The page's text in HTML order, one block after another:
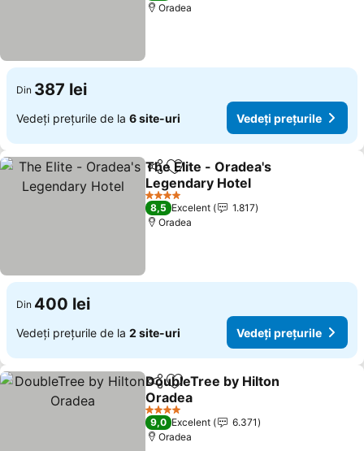
Oradea
Din 387 lei
Vedeți prețurile de la 6 site-uri Vedeți prețurile
DistribuițiAdăugaţi la favorite
The Elite - Oradea's
Legendary Hotel
Vedeți prețurile
4 Stele
8,5 Excelent
1.817
Oradea
Din 400 lei
Vedeți prețurile de la 2 site-uri Vedeți prețurile
DistribuițiAdăugaţi la favorite
DoubleTree by Hilton
Oradea
Vedeți prețurile
4 Stele
9,0 Excelent
6.371
Oradea